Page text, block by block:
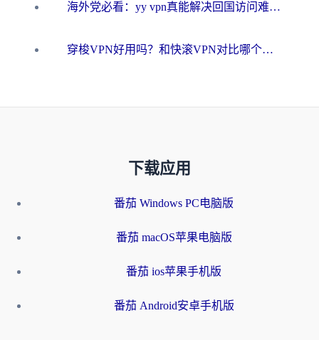
海外党必看：yy vpn真能解决回国访问难题？附云极initap测评+免费方案对比
穿梭VPN好用吗？和快滚VPN对比哪个回国效果更好？海外党选回国加速器必看指南
下载应用
番茄 Windows PC电脑版
番茄 macOS苹果电脑版
番茄 ios苹果手机版
番茄 Android安卓手机版